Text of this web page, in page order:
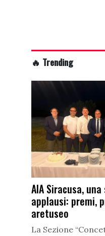
🔥 Trending
AIA Siracusa,
applausi: premi,
aretuseo
La Sezione